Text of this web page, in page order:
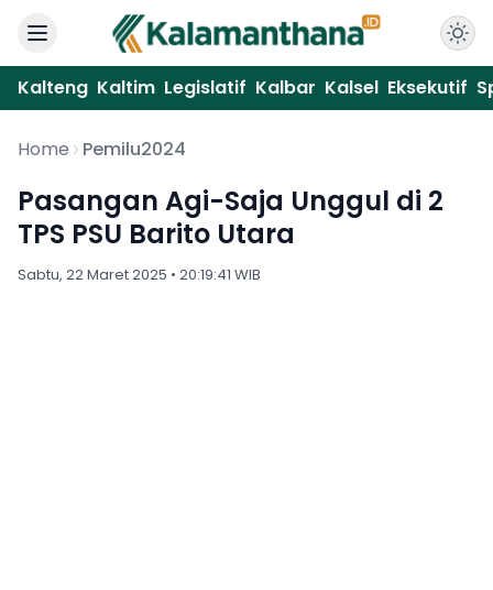
Kalteng Kaltim Legislatif Kalbar Kalsel Eksekutif
Home Pemilu2024
Pasangan Agi-Saja Unggul di 2
TPS PSU Barito Utara
Sabtu, 22 Maret 2025 • 20:19:41 WIB